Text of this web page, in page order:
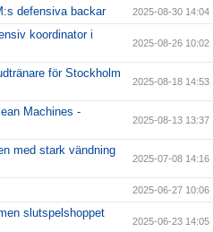
defensiva backar 2025-08-30 14:04
koordinator i
2025-08-26 10:02
för Stockholm
2025-08-18 14:53
Machines -
2025-08-13 13:37
med stark vändning
2025-07-08 14:16
2025-06-27 10:06
slutspelshoppet
2025-06-23 14:05